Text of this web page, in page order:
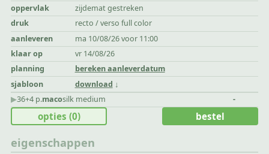
oppervlak
zijdemat gestreken
druk
recto / verso full color
aanleveren
ma 10/08/26 voor 11:00
klaar op
vr 14/08/26
planning
bereken aanleverdatum
sjabloon
download
▶︎36+4 p.macosilk medium -
eigenschappen
opties (0) bestel